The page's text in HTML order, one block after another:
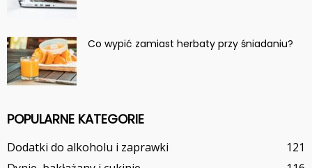
Co wypić zamiast herbaty przy śniadaniu?
POPULARNE KATEGORIE
Dodatki do alkoholu i zaprawki
121